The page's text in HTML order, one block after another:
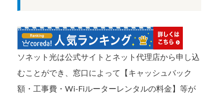
ソネット光は公式サイトとネット代理店から申し込
むことができ、窓口によって【キャッシュバック
額・工事費・Wi-Fiルーターレンタルの料金】等が